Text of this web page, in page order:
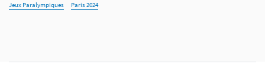
Jeux Paralympiques Paris 2024